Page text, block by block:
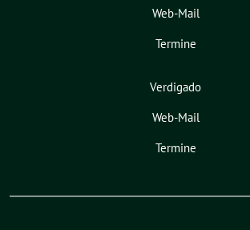
Web-Mail
Termine
Verdigado
Web-Mail
Termine